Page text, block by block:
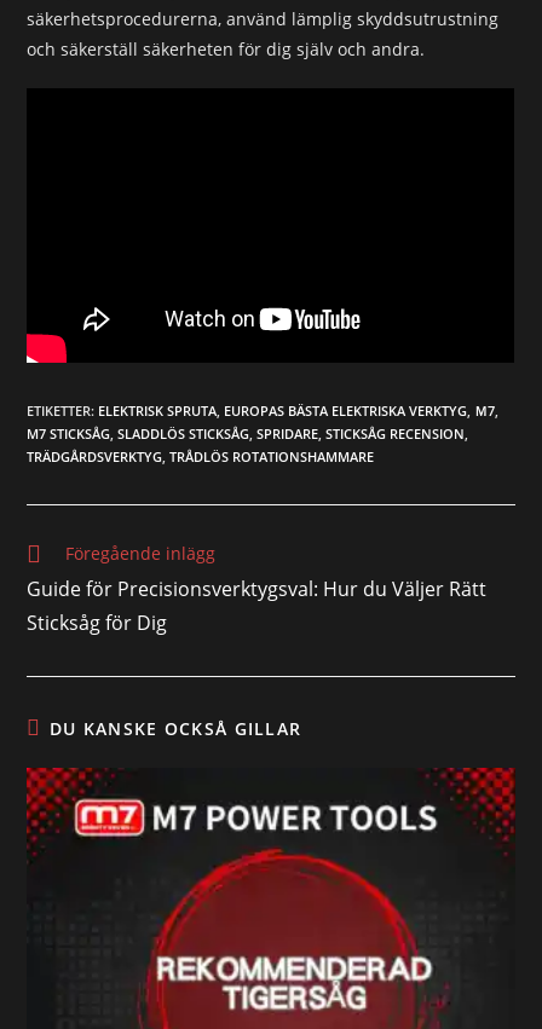
säkerhetsprocedurerna, använd lämplig skyddsutrustning
och säkerställ säkerheten för dig själv och andra.
ETIKETTER: ELEKTRISK SPRUTA, EUROPAS BÄSTA ELEKTRISKA VERKTYG, Ｍ7,
M7 STICKSÅG, SLADDLÖS STICKSÅG, SPRIDARE, STICKSÅG RECENSION,
TRÄDGÅRDSVERKTYG, TRÅDLÖS ROTATIONSHAMMARE
Föregående inlägg
Guide för Precisionsverktygsval: Hur du Väljer Rätt
Sticksåg för Dig
DU KANSKE OCKSÅ GILLAR